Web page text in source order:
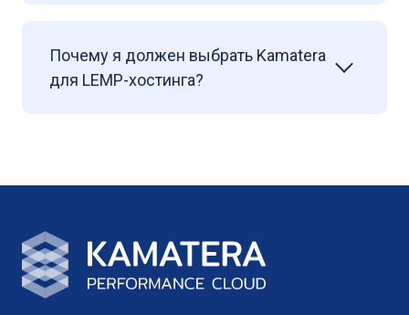
Почему я должен выбрать Kamatera
для LEMP-хостинга?